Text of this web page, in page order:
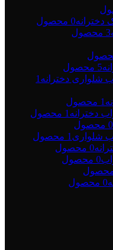
دخترانه0 محصول
3 محصول
5 محصول
شلواری دخترانه 1
1 محصول
دخترانه 1 محصول
0 محصول
شلواری 1 محصول
0 محصول
0 محصول
0 محصول